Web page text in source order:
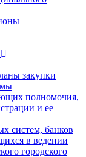
закупки
полномочия,
и ее
систем, банков
в ведении
городского